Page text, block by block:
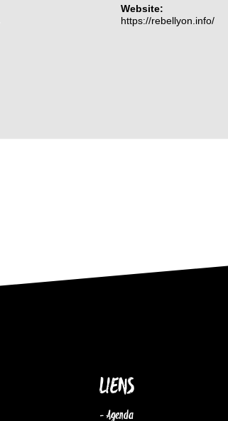
Website:
https://rebellyon.info/
LIENS
- Agenda